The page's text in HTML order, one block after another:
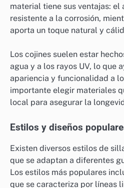
material tiene sus ventajas: el
resistente a la corrosión,
aporta un toque natural y
Los cojines suelen estar
agua y a los rayos UV, lo que
apariencia y funcionalidad a
importante elegir materiales
local para asegurar la
Estilos y diseños
Existen diversos estilos de
que se adaptan a diferentes
Los estilos más populares
que se caracteriza por líneas